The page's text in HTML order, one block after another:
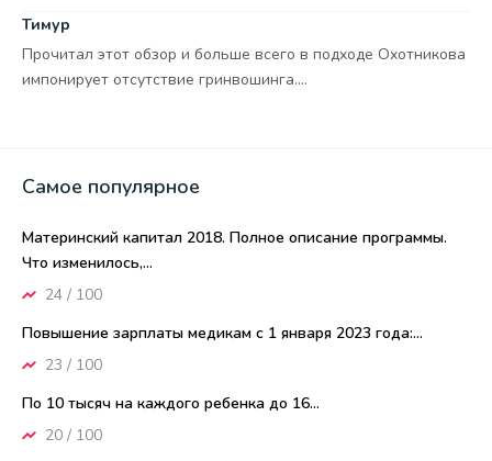
Тимур
Прочитал этот обзор и больше всего в подходе Охотникова
импонирует отсутствие гринвошинга....
Самое популярное
Материнский капитал 2018. Полное описание программы.
Что изменилось,...
24 / 100
Повышение зарплаты медикам с 1 января 2023 года:...
23 / 100
По 10 тысяч на каждого ребенка до 16...
20 / 100